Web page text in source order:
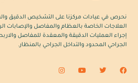
نحرص في عيادات مركزنا على التشخيص الدقيق
العلاجات الخاصة بالعظام والمفاصل والإصابات
إجراء العمليات الدقيقة والمعقدة للمفاصل
الجراحي المحدود والتداخل الجراحي بالمنظار.